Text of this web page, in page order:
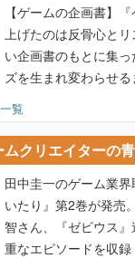
【ゲームの企画書】
上げたのは反骨心と
い企画書のもとに集っ
ズを生まれ変わらせ
覧
クリエイターの
田中圭一のゲーム業
いたり』第2巻が発売
智さん、『ゼビウス
重なエピソードを収録